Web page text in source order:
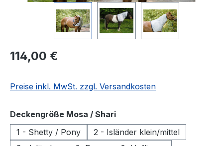
Regulärer Preis:
114,00 €
Preise inkl. MwSt. zzgl. Versandkosten
Deckengröße Mosa / Shariauswählen
1 - Shetty / Pony
2 - Isländer klein/mittel